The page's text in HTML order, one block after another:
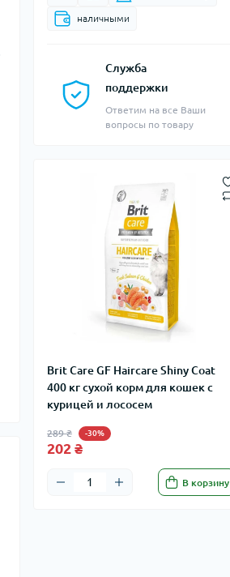
наличными
Служба
поддержки
Ответим на все Ваши
вопросы по товару
Brit Care GF Haircare Shiny Coat
400 кг сухой корм для кошек c
курицей и лососем
289 ₴ -30%
202 ₴
В корзину